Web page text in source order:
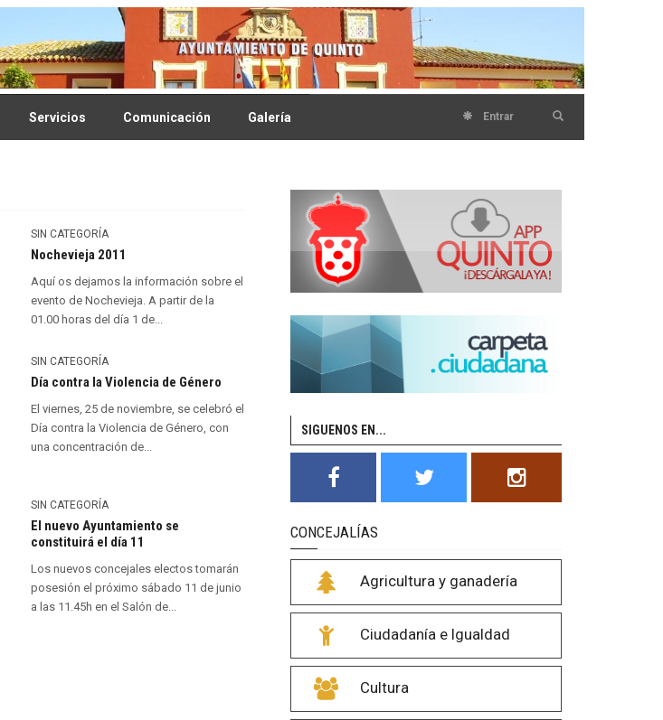
Servicios Comunicación Galería Entrar
SIN CATEGORÍA
Nochevieja 2011
Aquí os dejamos la información sobre el
evento de Nochevieja. A partir de la
01.00 horas del día 1 de...
SIN CATEGORÍA
Día contra la Violencia de Género
El viernes, 25 de noviembre, se celebró el
Día contra la Violencia de Género, con
una concentración de...
SIN CATEGORÍA
El nuevo Ayuntamiento se
constituirá el día 11
Los nuevos concejales electos tomarán
posesión el próximo sábado 11 de junio
a las 11.45h en el Salón de...
SIGUENOS EN...
CONCEJALÍAS
Agricultura y ganadería
Ciudadanía e Igualdad
Cultura